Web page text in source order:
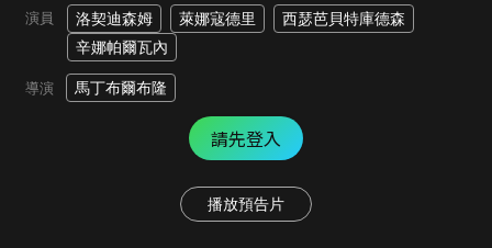
演員 洛契迪森姆 萊娜寇德里
西瑟芭貝特庫德森
辛娜帕爾瓦內
導演 馬丁布爾布隆
請先登入
播放預告片